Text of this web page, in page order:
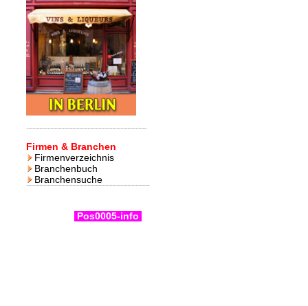
Firmen & Branchen
Firmenverzeichnis
Branchenbuch
Branchensuche
Pos0005-info